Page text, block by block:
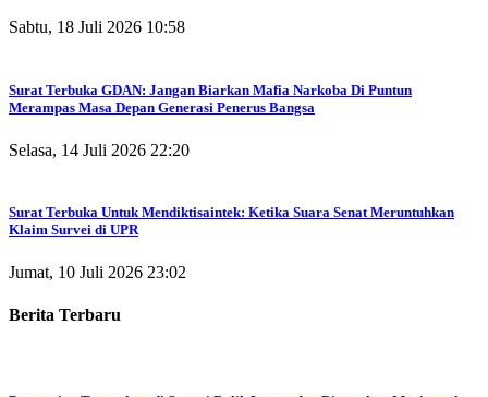
Sabtu, 18 Juli 2026 10:58
Surat Terbuka GDAN: Jangan Biarkan Mafia Narkoba Di Puntun
Merampas Masa Depan Generasi Penerus Bangsa
Selasa, 14 Juli 2026 22:20
Surat Terbuka Untuk Mendiktisaintek: Ketika Suara Senat Meruntuhkan
Klaim Survei di UPR
Jumat, 10 Juli 2026 23:02
Berita Terbaru